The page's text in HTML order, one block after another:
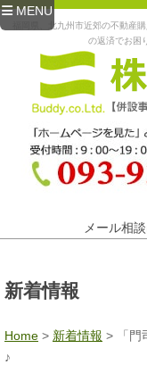
MENU
福岡県、北九州市近郊の不動産
の返済でお困
メール相
新着情報
Home > 新着情報 >
「
♪